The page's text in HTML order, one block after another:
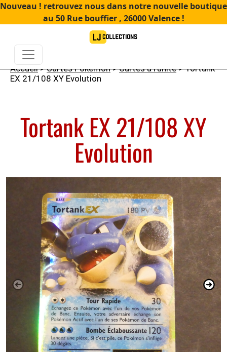
Nouveau ! retrouvez nous dans notre nouvelle boutique
au 50 Rue bouffier , 26000 Valence !
Accueil>Cartes Pokémon>Cartes à l'unité> Tortank
EX 21/108 XY Evolution
Tortank EX 21/108 XY
Evolution